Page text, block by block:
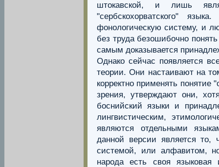
штокавской, и лишь
"сербскохорватского"
фонологическую систему, и
без труда безошибочно
самым доказывается
Однако сейчас появляется
теории. Они настаивают на
корректно применять понятие
зрения, утверждают они,
боснийский языки и
лингвистическим,
являются отдельными
данной версии является то,
системой, или алфавитом,
народа есть своя языковая